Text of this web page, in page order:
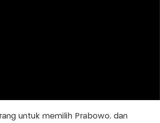
untuk memilih Prabowo, dan